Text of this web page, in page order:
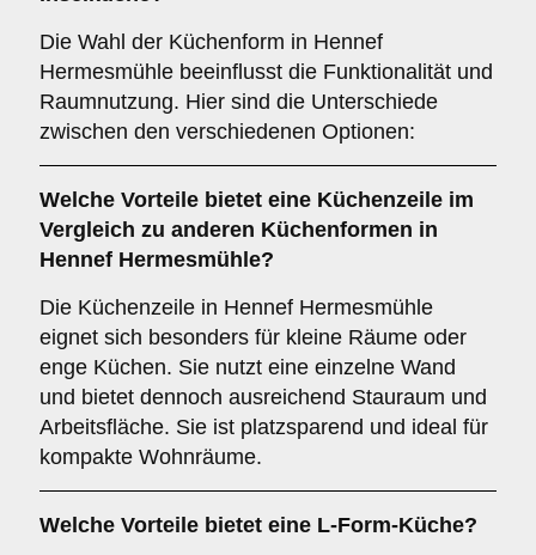
Die Wahl der Küchenform in Hennef
Hermesmühle beeinflusst die Funktionalität und
Raumnutzung. Hier sind die Unterschiede
zwischen den verschiedenen Optionen:
Welche Vorteile bietet eine Küchenzeile im
Vergleich zu anderen Küchenformen in
Hennef Hermesmühle?
Die Küchenzeile in Hennef Hermesmühle
eignet sich besonders für kleine Räume oder
enge Küchen. Sie nutzt eine einzelne Wand
und bietet dennoch ausreichend Stauraum und
Arbeitsfläche. Sie ist platzsparend und ideal für
kompakte Wohnräume.
Welche Vorteile bietet eine L-Form-Küche?